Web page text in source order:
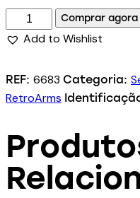
Comprar agora
Add to Wishlist
REF: 6683 Categoria:
RetroArms